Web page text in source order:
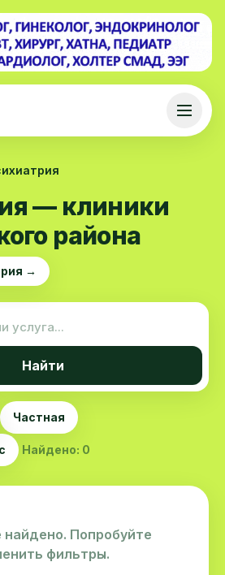
— клиники
района
→
Найти
Частная
Найдено: 0
найдено. Попробуйте
фильтры.